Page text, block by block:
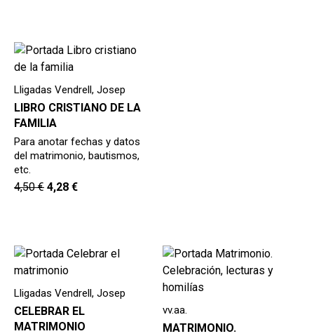
Lligadas Vendrell, Josep
LIBRO CRISTIANO DE LA
FAMILIA
Para anotar fechas y datos
del matrimonio, bautismos,
etc.
4,50€ 4,28 €
Lligadas Vendrell, Josep
CELEBRAR EL
MATRIMONIO
vv.aa.
MATRIMONIO.